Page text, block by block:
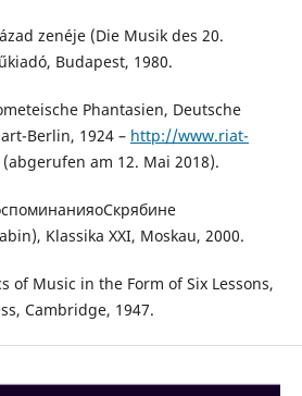
zenéje (Die Musik des 20.
Budapest, 1980.
Phantasien, Deutsche
Berlin, 1924 – http://www.riat-
am 12. Mai 2018).
Klassika XXI, Moskau, 2000.
of Music in the Form of Six Lessons,
Cambridge, 1947.